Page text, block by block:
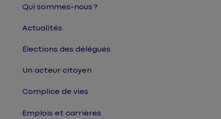
Qui sommes-nous ?
Actualités
Élections des délégués
Un acteur citoyen
Complice de vies
Emplois et carrières